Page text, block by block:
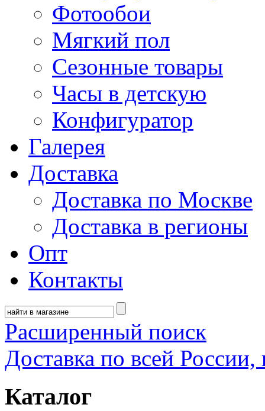
Фотообои
Мягкий пол
Сезонные товары
Часы в детскую
Конфигуратор
Галерея
Доставка
Доставка по Москве
Доставка в регионы
Опт
Контакты
Расширенный поиск
Доставка по всей России,
Каталог